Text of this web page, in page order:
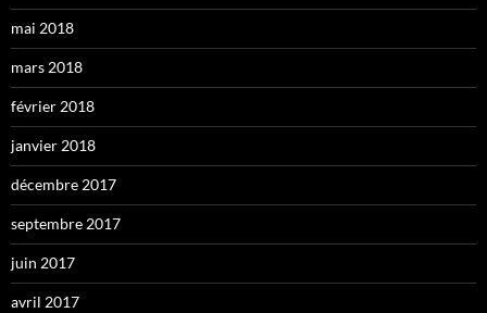
mai 2018
mars 2018
février 2018
janvier 2018
décembre 2017
septembre 2017
juin 2017
avril 2017